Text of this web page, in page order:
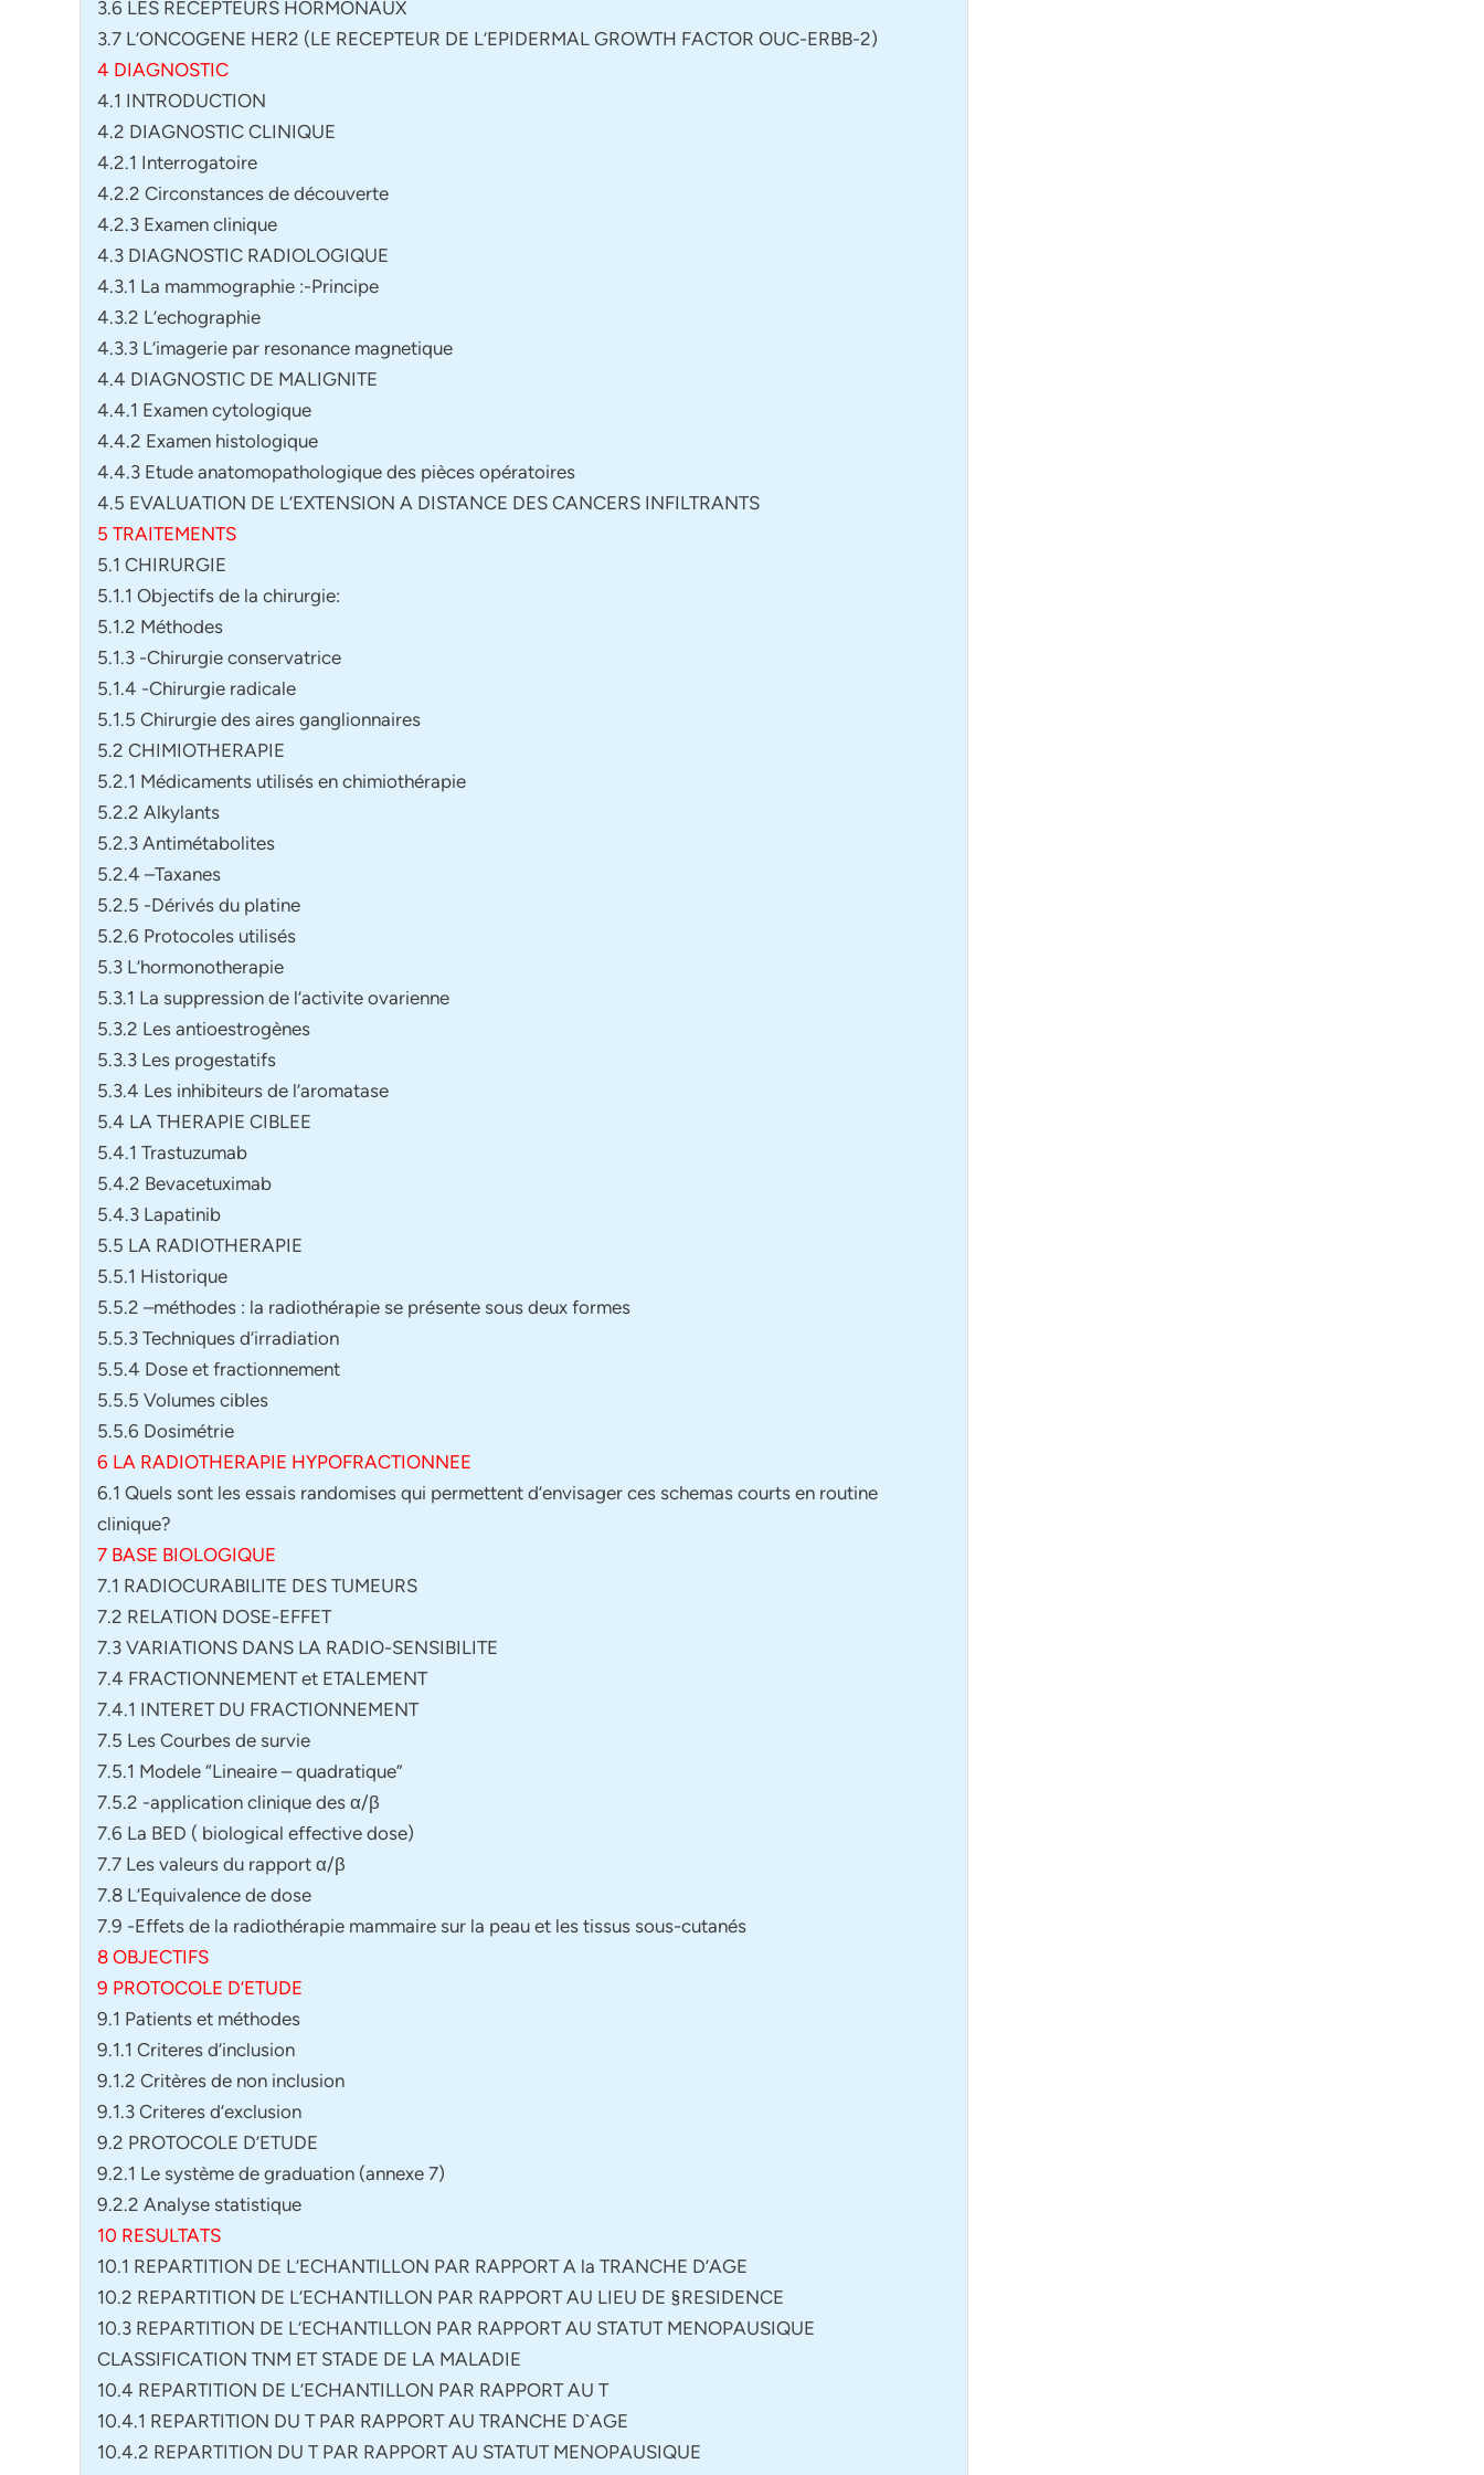
3.6 LES RECEPTEURS HORMONAUX
3.7 L’ONCOGENE HER2 (LE RECEPTEUR DE L’EPIDERMAL GROWTH FACTOR OUC-ERBB-2)
4 DIAGNOSTIC
4.1 INTRODUCTION
4.2 DIAGNOSTIC CLINIQUE
4.2.1 Interrogatoire
4.2.2 Circonstances de découverte
4.2.3 Examen clinique
4.3 DIAGNOSTIC RADIOLOGIQUE
4.3.1 La mammographie :-Principe
4.3.2 L’echographie
4.3.3 L’imagerie par resonance magnetique
4.4 DIAGNOSTIC DE MALIGNITE
4.4.1 Examen cytologique
4.4.2 Examen histologique
4.4.3 Etude anatomopathologique des pièces opératoires
4.5 EVALUATION DE L’EXTENSION A DISTANCE DES CANCERS INFILTRANTS
5 TRAITEMENTS
5.1 CHIRURGIE
5.1.1 Objectifs de la chirurgie:
5.1.2 Méthodes
5.1.3 -Chirurgie conservatrice
5.1.4 -Chirurgie radicale
5.1.5 Chirurgie des aires ganglionnaires
5.2 CHIMIOTHERAPIE
5.2.1 Médicaments utilisés en chimiothérapie
5.2.2 Alkylants
5.2.3 Antimétabolites
5.2.4 –Taxanes
5.2.5 -Dérivés du platine
5.2.6 Protocoles utilisés
5.3 L’hormonotherapie
5.3.1 La suppression de l’activite ovarienne
5.3.2 Les antioestrogènes
5.3.3 Les progestatifs
5.3.4 Les inhibiteurs de l’aromatase
5.4 LA THERAPIE CIBLEE
5.4.1 Trastuzumab
5.4.2 Bevacetuximab
5.4.3 Lapatinib
5.5 LA RADIOTHERAPIE
5.5.1 Historique
5.5.2 –méthodes : la radiothérapie se présente sous deux formes
5.5.3 Techniques d’irradiation
5.5.4 Dose et fractionnement
5.5.5 Volumes cibles
5.5.6 Dosimétrie
6 LA RADIOTHERAPIE HYPOFRACTIONNEE
6.1 Quels sont les essais randomises qui permettent d’envisager ces schemas courts en routine
clinique?
7 BASE BIOLOGIQUE
7.1 RADIOCURABILITE DES TUMEURS
7.2 RELATION DOSE-EFFET
7.3 VARIATIONS DANS LA RADIO-SENSIBILITE
7.4 FRACTIONNEMENT et ETALEMENT
7.4.1 INTERET DU FRACTIONNEMENT
7.5 Les Courbes de survie
7.5.1 Modele “Lineaire – quadratique”
7.5.2 -application clinique des α/β
7.6 La BED ( biological effective dose)
7.7 Les valeurs du rapport α/β
7.8 L’Equivalence de dose
7.9 -Effets de la radiothérapie mammaire sur la peau et les tissus sous-cutanés
8 OBJECTIFS
9 PROTOCOLE D’ETUDE
9.1 Patients et méthodes
9.1.1 Criteres d’inclusion
9.1.2 Critères de non inclusion
9.1.3 Criteres d’exclusion
9.2 PROTOCOLE D’ETUDE
9.2.1 Le système de graduation (annexe 7)
9.2.2 Analyse statistique
10 RESULTATS
10.1 REPARTITION DE L’ECHANTILLON PAR RAPPORT A la TRANCHE D’AGE
10.2 REPARTITION DE L’ECHANTILLON PAR RAPPORT AU LIEU DE §RESIDENCE
10.3 REPARTITION DE L’ECHANTILLON PAR RAPPORT AU STATUT MENOPAUSIQUE
CLASSIFICATION TNM ET STADE DE LA MALADIE
10.4 REPARTITION DE L’ECHANTILLON PAR RAPPORT AU T
10.4.1 REPARTITION DU T PAR RAPPORT AU TRANCHE D`AGE
10.4.2 REPARTITION DU T PAR RAPPORT AU STATUT MENOPAUSIQUE